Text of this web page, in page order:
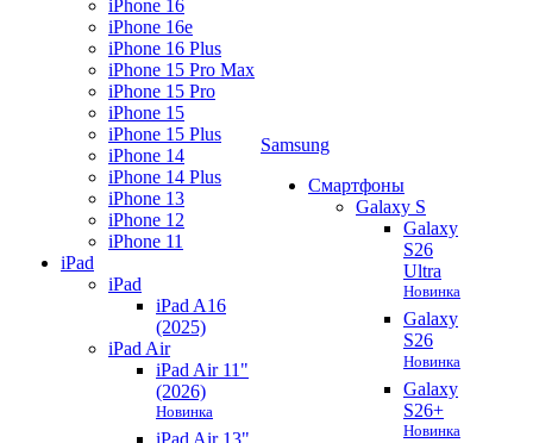
iPhone 16
iPhone 16e
iPhone 16 Plus
iPhone 15 Pro Max
iPhone 15 Pro
iPhone 15
iPhone 15 Plus
iPhone 14
iPhone 14 Plus
iPhone 13
iPhone 12
iPhone 11
iPad
iPad
iPad A16
(2025)
iPad Air
iPad Air 11"
(2026)
Новинка
Samsung
Смартфоны
Galaxy S
Galaxy
S26
Ultra
Новинка
Galaxy
S26
Новинка
Galaxy
S26+
Новинка